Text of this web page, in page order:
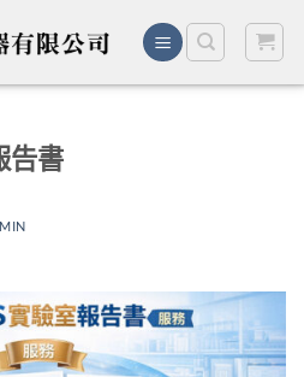
告書